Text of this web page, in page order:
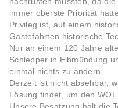
immer oberste Priorität
Privileg ist, auf einem
Gästefahrten historische
Nur an einem 120 Jahre
Schlepper in Elbmündung
einmal nichts zu ändern.
Derzeit ist nicht absehbar,
Lösung findet, um den